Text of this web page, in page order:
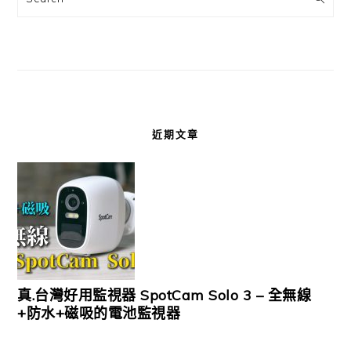
近期文章
真.台灣好用監視器 SpotCam Solo 3 – 全無線
+防水+磁吸的電池監視器